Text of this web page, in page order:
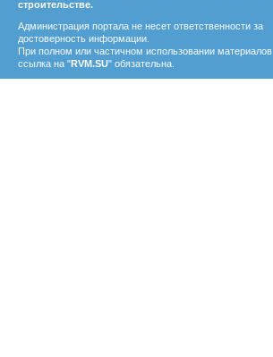
строительстве.
Администрация портала не несет ответственности за
достоверность информации.
При полном или частичном использовании материалов
ссылка на "RVM.SU" обязательна.